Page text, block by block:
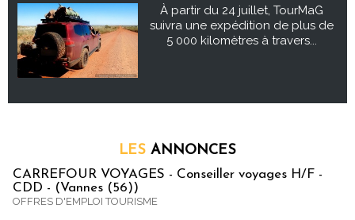
À partir du 24 juillet, TourMaG
suivra une expédition de plus de
5 000 kilomètres à travers...
LES ANNONCES
CARREFOUR VOYAGES - Conseiller voyages H/F -
CDD - (Vannes (56))
OFFRES D'EMPLOI TOURISME